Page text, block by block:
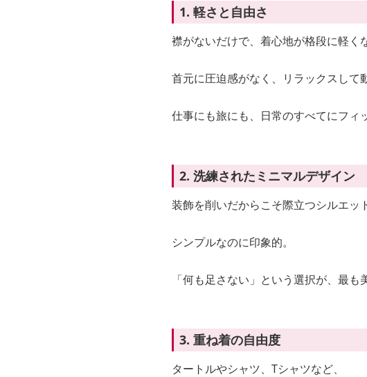
1. 軽さと自由さ
襟がないだけで、着心地が格段に軽く
首元に圧迫感がなく、リラックスして
仕事にも旅にも、日常のすべてにフィ
2. 洗練されたミニマルデザイン
装飾を削いだからこそ際立つシルエット
シンプルなのに印象的。
「何も足さない」という選択が、最も
3. 重ね着の自由度
タートルやシャツ、Tシャツなど、